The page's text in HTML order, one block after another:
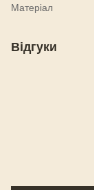
Матеріал
Відгуки